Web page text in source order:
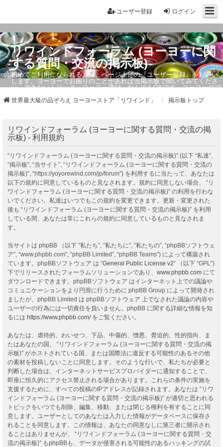
ログイン
ユーザー登録
リワインドフォーラム (ヨーヨーに関
する質問・交流の掲示板)
初めてご利用になられる方は、ページ上部の『ユーザー登録』をお願い
します。ヨーヨーでお困りのことがあれば当掲示板で聞いてみてくださ
い。できないトリック・ヨーヨー選び、なんでもOKです。ヨーヨーのプ
世界最大級の品ぞろえ ヨーヨーストア「リワインド」 掲示板トップ
リワインドフォーラム (ヨーヨーに関する質問・交流の掲
示板) - 利用規約
“リワインドフォーラム (ヨーヨーに関する質問・交流の掲示板)” (以下 “私達”,
“掲示板”, “当サイト”, “リワインドフォーラム (ヨーヨーに関する質問・交流の
掲示板)”, “https://yoyorewind.com/jp/forum”) を利用するに当たって、あなたは
以下の規約に同意しているものと見なされます。規約に同意しない場合、 “リ
ワインドフォーラム (ヨーヨーに関する質問・交流の掲示板)” の利用を行わな
いでください。私達はいつでもこの規約を変更できます。更新・変更された
後も “リワインドフォーラム (ヨーヨーに関する質問・交流の掲示板)” を利用
している間、あなたは常にこれらの規約に同意しているものと見なされま
す。
当サイトは phpBB （以下 ”私たち”, ”私たちに”, ”私たちの”, “phpBBソフトウェ
ア”, “www.phpbb.com”, “phpBB Limited”, “phpBB Teams”) によって構築され
ています。phpBBソフトウェア は “General Public License v2” （以下 “GPL”)
下でリリースされたフォーラムソリューションであり、 www.phpbb.com にて
ダウンロードできます。phpBBソフトウェア はインターネット上での議論や
コミュニケーションをより円滑に行うために phpBB Group によって開発され
ましたが、phpBB Limited は phpBBソフトウェア 上でなされた議論の内容や
ユーザーの行為には一切責任を負いません。phpBB に関する詳細な情報を知
るには https://www.phpbb.com/をご覧ください。
あなたは、虐待的、わいせつ、下品、中傷的、憎悪、脅迫的、性的指向、ま
たはあなたの国、 “リワインドフォーラム (ヨーヨーに関する質問・交流の掲
示板)” がホストされている国、または国際法に違反する可能性のあるその他
の素材を投稿しないことに同意します。そのような行いで、私たちが必要と
判断した場合は、インターネットサービスプロバイダーに通知することで、
即座に恒久的にアクセス禁止される場合があります。これらの条件の実施を
支援するために、すべての投稿のIPアドレスが記録されます。あなたは “リワ
インドフォーラム (ヨーヨーに関する質問・交流の掲示板)” が適切と思われる
トピックをいつでも削除、編集、移動、または閉じる権利を有することに同
意します。ユーザーとしてのあなたは入力した情報がデータベースに保存さ
れることを同意します。この情報は、あなたの同意なしに第三者に開示され
ることはありませんが、 “リワインドフォーラム (ヨーヨーに関する質問・交
流の掲示板)” もphpBBも、データが侵害される可能性のあるハッキングの試